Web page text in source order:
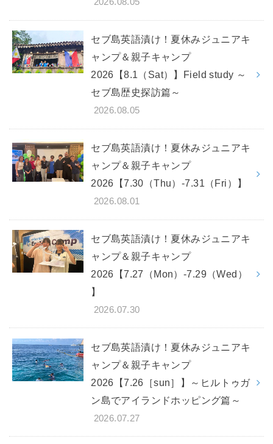
2026.08.05
セブ島英語漬け！夏休みジュニアキ
ャンプ＆親子キャンプ
2026【8.1（Sat）】Field study ～
セブ島歴史探訪篇～
2026.08.05
セブ島英語漬け！夏休みジュニアキ
ャンプ＆親子キャンプ
2026【7.30（Thu）-7.31（Fri）】
2026.08.01
セブ島英語漬け！夏休みジュニアキ
ャンプ＆親子キャンプ
2026【7.27（Mon）-7.29（Wed）
】
2026.07.30
セブ島英語漬け！夏休みジュニアキ
ャンプ＆親子キャンプ
2026【7.26［sun］】～ヒルトゥガ
ン島でアイランドホッピング篇～
2026.07.27